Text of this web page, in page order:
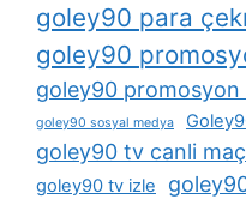
goley90 para
goley90
goley90 promosyon
goley90 sosyal medya
goley90 tv canli maç
goley90 tv izle